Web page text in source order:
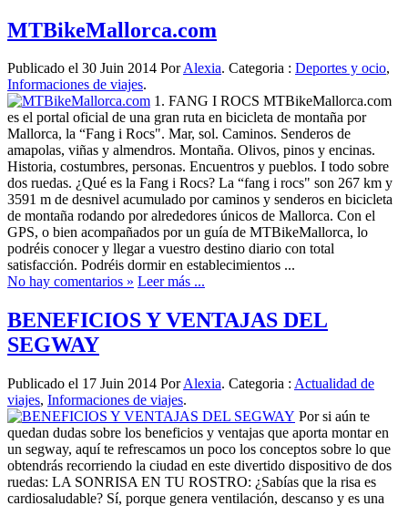
MTBikeMallorca.com
Publicado el 30 Juin 2014 PorAlexia. Categoria : Deportes y ocio,
Informaciones de viajes.
1. FANG I ROCS MTBikeMallorca.com
es el portal oficial de una gran ruta en bicicleta de montaña por
Mallorca, la “Fang i Rocs". Mar, sol. Caminos. Senderos de
amapolas, viñas y almendros. Montaña. Olivos, pinos y encinas.
Historia, costumbres, personas. Encuentros y pueblos. I todo sobre
dos ruedas. ¿Qué es la Fang i Rocs? La “fang i rocs" son 267 km y
3591 m de desnivel acumulado por caminos y senderos en bicicleta
de montaña rodando por alrededores únicos de Mallorca. Con el
GPS, o bien acompañados por un guía de MTBikeMallorca, lo
podréis conocer y llegar a vuestro destino diario con total
satisfacción. Podréis dormir en establecimientos ...
No hay comentarios » Leer más ...
BENEFICIOS Y VENTAJAS DEL
SEGWAY
Publicado el 17 Juin 2014 PorAlexia. Categoria : Actualidad de
viajes, Informaciones de viajes.
Por si aún te
quedan dudas sobre los beneficios y ventajas que aporta montar en
un segway, aquí te refrescamos un poco los conceptos sobre lo que
obtendrás recorriendo la ciudad en este divertido dispositivo de dos
ruedas: LA SONRISA EN TU ROSTRO: ¿Sabías que la risa es
cardiosaludable? Sí, porque genera ventilación, descanso y es una